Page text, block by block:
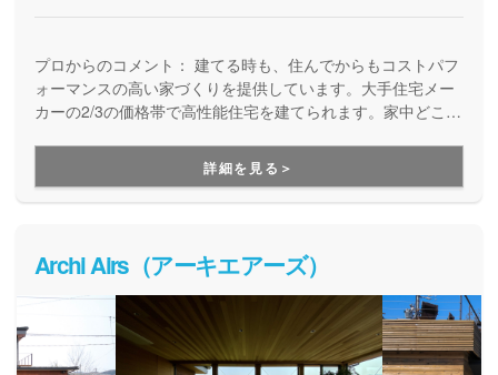
プロからのコメント： 建てる時も、住んでからもコストパフ
ォーマンスの高い家づくりを提供しています。大手住宅メー
カーの2/3の価格帯で高性能住宅を建てられます。家中どこで
みやすくておしゃれな家を、適正価格で建てて、ランニング
コストも抑えて暮らす人の家です。
詳細を見る＞
Archi Airs（アーキエアーズ）